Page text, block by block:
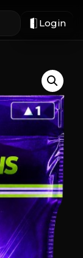
Login